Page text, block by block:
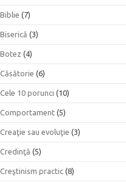
Biblie (7)
Biserică (3)
Botez (4)
Căsătorie (6)
Cele 10 porunci (10)
Comportament (5)
Creaţie sau evoluţie (3)
Credinţă (5)
Creştinism practic (8)